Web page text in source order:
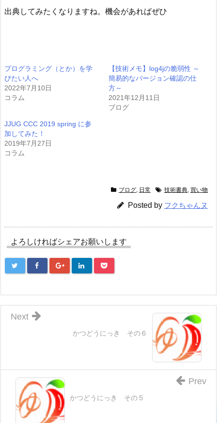
出典してみたくなりますね。機会があればぜひ
プログラミング（とか）を学
びたい人へ
2022年7月10日
コラム
【技術メモ】log4jの脆弱性 ～
簡易的なバージョン確認の仕
方～
2021年12月11日
ブログ
JJUG CCC 2019 spring に参
加してみた！
2019年7月27日
コラム
ブログ 日常 技術書典 買い物
Posted by フクちゃんヌ
よろしければシェアお願いします
かつどうにっき その６
Next
かつどうにっき その５
Prev